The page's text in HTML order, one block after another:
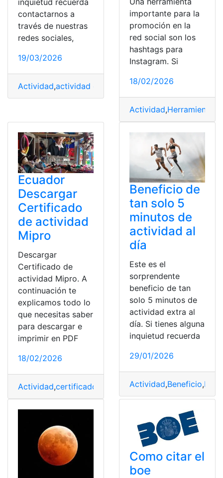
contactarnos a
través de nuestras
redes sociales,
19/03/2026
Actividad,actividad económica,Banco de Guayaquil
importante para la
promoción en la
red social son los
hashtags para
Instagram. Si
18/02/2026
Actividad,Herramienta
Ecuador
Descargar
Certificado
de actividad
Mipro
Descargar
Certificado de
actividad Mipro. A
continuación te
explicamos todo lo
que necesitas saber
para descargar e
imprimir en PDF
18/02/2026
Actividad,certificado emprendimiento,Producción
Beneficio de
tan solo 5
minutos de
actividad al
día
Este es el
sorprendente
beneficio de tan
solo 5 minutos de
actividad extra al
día. Si tienes alguna
inquietud recuerda
29/01/2026
Actividad,Beneficio,Día
Como citar el
boe